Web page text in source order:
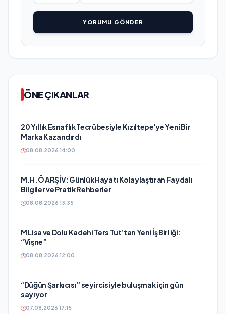
YORUMU GÖNDER
ÖNE ÇIKANLAR
20 Yıllık Esnaflık Tecrübesiyle Kızıltepe'ye Yeni Bir
Marka Kazandırdı
08.08.2026 14:00
M.H.Ö ARŞİV: Günlük Hayatı Kolaylaştıran Faydalı
Bilgiler ve Pratik Rehberler
08.08.2026 13:35
M Lisa ve Dolu Kadehi Ters Tut’tan Yeni İş Birliği:
“Vişne”
08.08.2026 12:00
“Düğün Şarkıcısı” seyircisiyle buluşmak için gün
sayıyor
07.08.2026 17:15